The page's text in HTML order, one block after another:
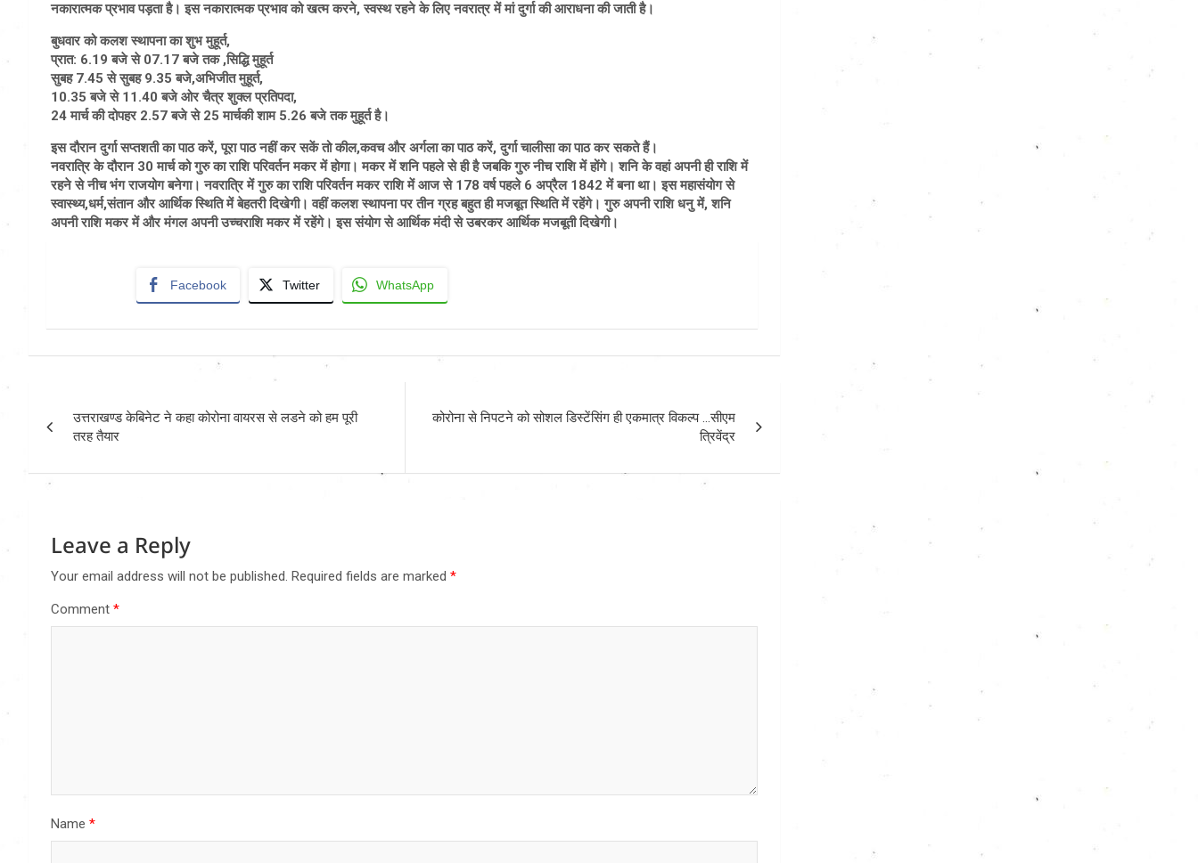
नकारात्मक प्रभाव पड़ता है। इस नकारात्मक प्रभाव को खत्म करने, स्वस्थ रहने के लिए नवरात्र में मां दुर्गा की आराधना की जाती है।
बुधवार को कलश स्थापना का शुभ मुहूर्त,
प्रात: 6.19 बजे से 07.17 बजे तक ,सिद्धि मुहूर्त
सुबह 7.45 से सुबह 9.35 बजे,अभिजीत मुहूर्त,
10.35 बजे से 11.40 बजे ओर चैत्र शुक्ल प्रतिपदा,
24 मार्च की दोपहर 2.57 बजे से 25 मार्चकी शाम 5.26 बजे तक मुहूर्त है।
इस दौरान दुर्गा सप्तशती का पाठ करें, पूरा पाठ नहीं कर सकें तो कील,कवच और अर्गला का पाठ करें, दुर्गा चालीसा का पाठ कर सकते हैं।
नवरात्रि के दौरान 30 मार्च को गुरु का राशि परिवर्तन मकर में होगा। मकर में शनि पहले से ही है जबकि गुरु नीच राशि में होंगे। शनि के वहां अपनी ही राशि में
रहने से नीच भंग राजयोग बनेगा। नवरात्रि में गुरु का राशि परिवर्तन मकर राशि में आज से 178 वर्ष पहले 6 अप्रैल 1842 में बना था। इस महासंयोग से
स्वास्थ्य,धर्म,संतान और आर्थिक स्थिति में बेहतरी दिखेगी। वहीं कलश स्थापना पर तीन ग्रह बहुत ही मजबूत स्थिति में रहेंगे। गुरु अपनी राशि धनु में, शनि
अपनी राशि मकर में और मंगल अपनी उच्चराशि मकर में रहेंगे। इस संयोग से आर्थिक मंदी से उबरकर आर्थिक मजबूती दिखेगी।
Facebook Twitter WhatsApp
navigation
उत्तराखण्ड केबिनेट ने कहा कोरोना वायरस से लडने को हम पूरी
तरह तैयार
कोरोना से निपटने को सोशल डिस्टेंसिंग ही एकमात्र विकल्प …सीएम
त्रिवेंद्र
Leave a Reply
Your email address will not be published. Required fields are marked *
Comment *
Name *